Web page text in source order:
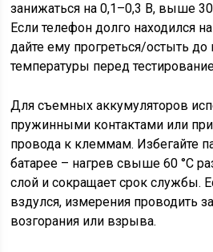
занижаться на 0,1–0,3 В, выше
Если телефон долго находился
дайте ему прогреться/остыть до
температуры перед
Для съемных аккумуляторов
пружинными контактами или
провода к клеммам. Избегайте
батарее – нагрев свыше 60 °C
слой и сокращает срок службы.
вздулся, измерения проводить
возгорания или взрыва.